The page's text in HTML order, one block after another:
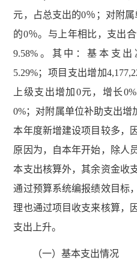
元，占总支出的0％；对附
的0％。与上年相比，支出
9.58%。其中：基本支出
5.29%；项目支出增加
上级支出增加0元，增长
0%；对附属单位补助支出增
本年度新增建设项目较多，
原因为，自本年开始，除人
本支出核算外，其余资金收
通过预算系统编报绩效目标
理也通过项目收支来核算，
支出上升。
（一）基本支出情况